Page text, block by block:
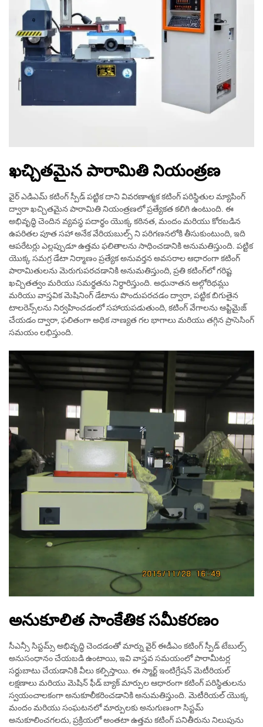
ఖచ్చితమైన పారామితి నియంత్రణ
వైర్ ఎడిఎమ్ కటింగ్ స్పీడ్ పట్టిక దాని వివరణాత్మక కటింగ్ పరిస్థితుల మ్యాపింగ్
ద్వారా ఖచ్చితమైన పారామితి నియంత్రణలో ప్రత్యేకత కలిగి ఉంటుంది. ఈ
అభివృద్ధి చెందిన వ్యవస్థ పదార్థం యొక్క కఠినత, మందం మరియు కోరబడిన
ఉపరితల పూత సహా అనేక వేరియబుల్స్ ని పరిగణనలోకి తీసుకుంటుంది, ఇది
ఆపరేటర్లు ఎల్లప్పుడూ ఉత్తమ ఫలితాలను సాధించడానికి అనుమతిస్తుంది. పట్టిక
యొక్క సమగ్ర డేటా నిర్మాణం ప్రత్యేక అనువర్తన అవసరాల ఆధారంగా కటింగ్
పారామితులను మెరుగుపరచడానికి అనుమతిస్తుంది, ప్రతి కటింగ్‌లో గరిష్ట
ఖచ్చితత్వం మరియు సమర్థతను నిర్ధారిస్తుంది. అధునాతన అల్గోరిథమ్లు
మరియు వాస్తవిక మెషినింగ్ డేటాను పొందుపరచడం ద్వారా, పట్టిక బిగుతైన
టాలరెన్స్‌లను నిర్వహించడంలో సహాయపడుతుంది, కటింగ్ వేగాలను ఆప్టిమైజ్
చేయడం ద్వారా, ఫలితంగా అధిక నాణ్యత గల భాగాలు మరియు తగ్గిన ప్రాసెసింగ్
సమయం లభిస్తుంది.
అనుకూలిత సాంకేతిక సమీకరణం
సీఎన్సీ సిస్టమ్స్ అభివృద్ధి చెందడంతో మార్ను వైర్ ఈడీఎం కటింగ్ స్పీడ్ టేబుల్స్
అనుసంధానం చేయబడి ఉంటాయి, ఇవి వాస్తవ సమయంలో పారామీటర్ల
సర్దుబాటు చేయడానికి వీలు కల్పిస్తాయి. ఈ స్మార్ట్ ఇంటిగ్రేషన్ మెటీరియల్
లక్షణాలు మరియు మెషిన్ ఫీడ్ బ్యాక్ మార్పుల ఆధారంగా కటింగ్ పరిస్థితులను
స్వయంచాలకంగా అనుకూలీకరించడానికి అనుమతిస్తుంది. మెటీరియల్ యొక్క
మందం మరియు సంఘటనలో మార్పులకు అనుగుణంగా సిస్టమ్
అనుకూలించగలదు, ప్రక్రియలో అంతటా ఉత్తమ కటింగ్ పనితీరును నిలుపును